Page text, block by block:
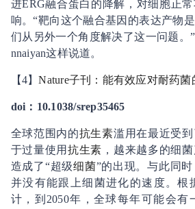
进ERG融合蛋白的降解，对细胞正
响。“靶向这个融合基因的表达产物
们从另外一个角度解决了这一问题。
nnaiyan这样说道。
【4】Nature子刊：能有效应对耐药菌
doi：10.1038/srep35465
全球范围内的抗生素滥用在最近受
于过量使用抗生素 ，越来越多的细
造成了“超级细菌”的出现。与此同
并没有能跟上细菌进化的速度。根
计，到2050年，全球每年可能会有